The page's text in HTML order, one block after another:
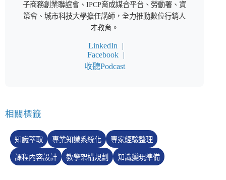
子商務創業聯誼會、IPCP育成媒合平台、勞動署、資
策會、城市科技大學擔任講師，全力推動數位行銷人
才教育。
LinkedIn
|
Facebook
|
收聽Podcast
相關標籤
知識萃取 專業知識系統化 專家經驗整理
課程內容設計 教學架構規劃 知識變現準備